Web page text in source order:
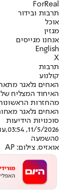
ForReal
תרבות ובידור
אוכל
מגזין
אנחנו מגייסים
English
X
תרבות
קולנוע
האחים גלאגר
האיחוד המצליח
מהחזרות
האחים גלאגר
סוכנויות הידיעות
11/5/2026, 03:54
0השמעה
אואזיס. צילום: AP